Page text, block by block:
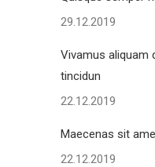
29.12.2019
Vivamus aliquam
tincidun
22.12.2019
Maecenas sit
22.12.2019